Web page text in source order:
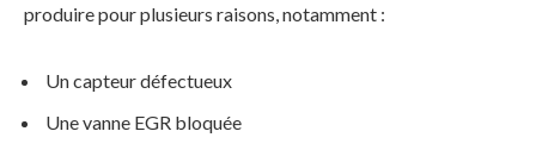
produire pour plusieurs raisons, notamment :
Un capteur défectueux
Une vanne EGR bloquée